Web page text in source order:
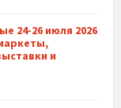
24-26 июля 2026
и